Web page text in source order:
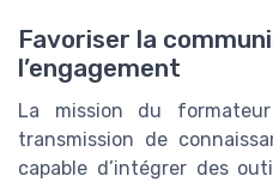
Favoriser la
l’engagement
La mission du
transmission de
capable d’intégrer des